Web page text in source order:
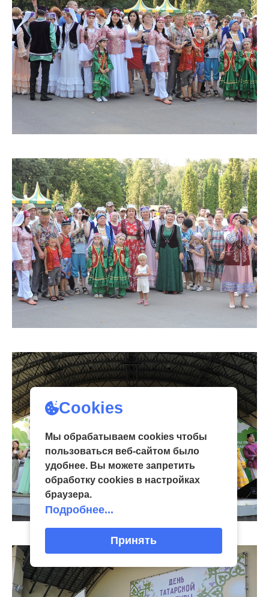
Cookies
Мы обрабатываем cookies чтобы
пользоваться веб-сайтом было
удобнее. Вы можете запретить
обработку сookies в настройках
браузера.
Подробнее...
Принять